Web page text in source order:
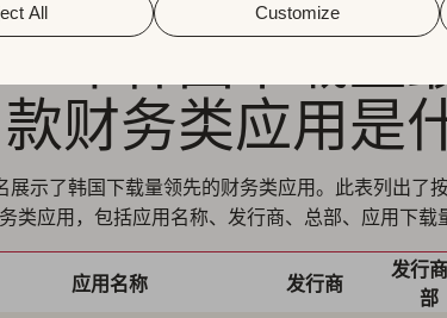
All Customize
年韩国下载量
财务类应用是
展示了韩国下载量领先的财务类应用。此表列出了
类应用，包括应用名称、发行商、总部、应用下载
应用名称 发行商
发行
部